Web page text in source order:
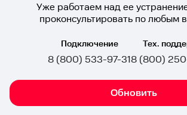
Уже работаем над ее
проконсультировать по любым
Подключение
8 (800) 533-97-31
Тех.
8 (800)
Обновить